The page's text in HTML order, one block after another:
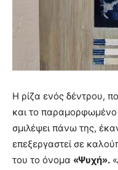
Η ρίζα ενός δέντρου,
και το
σμιλέψει πάνω της,
επεξεργαστεί σε
του το όνομα «Ψυχή».